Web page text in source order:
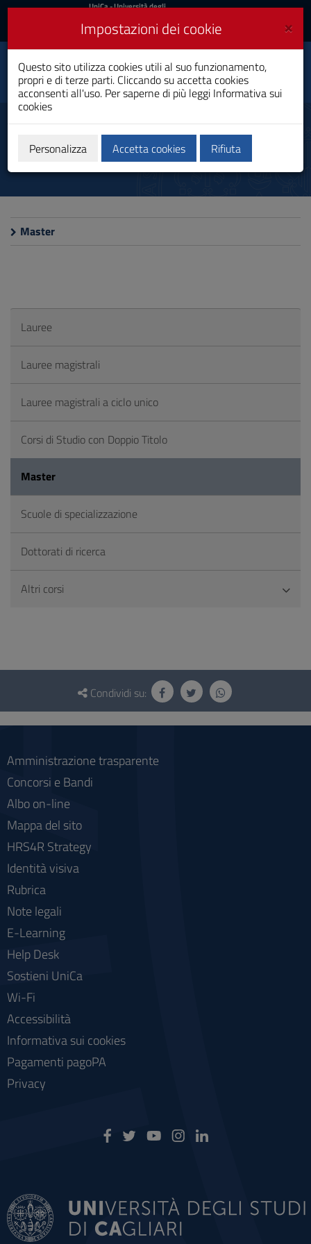
Vai
al
navigazione
sito
al
Footer
UniCa
Accedi
UniCa- Università degli
Accedi UniCA News
Toggle
navigation
Facoltà di Studi
Umanistici
Master
Master
Lauree
Lauree magistrali
Lauree magistrali a ciclo unico
Corsi di Studio con Doppio Titolo
Master
Scuole di specializzazione
Dottorati di ricerca
Altri corsi
Questionario
social
Condividi su:
Amministrazione trasparente
Concorsi e Bandi
Albo on-line
Mappa del sito
HRS4R Strategy
Identità visiva
Rubrica
Note legali
E-Learning
Help Desk
Sostieni UniCa
Wi-Fi
Accessibilità
Informativa sui cookies
Pagamenti pagoPA
Privacy
×
Impostazioni dei cookie
Questo sito utilizza cookies utili al suo funzionamento,
propri e di terze parti. Cliccando su accetta cookies
acconsenti all'uso. Per saperne di più leggi Informativa sui
cookies
Personalizza Accetta cookies Rifiuta